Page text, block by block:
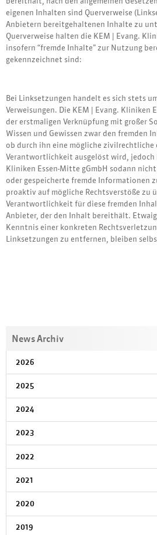
eigenen Inhalten sind Querverweise
Anbietern bereitgehaltenen Inhalte zu
Querverweise halten die KEM | Evang.
insofern “fremde Inhalte” zur Nutzung
gekennzeichnet sind:
Bei Linksetzungen handelt es sich stets
Verweisungen. Die KEM | Evang. Kliniken
der erstmaligen Verknüpfung mit großer
Wissen und Gewissen zwar den fremden
ob durch ihn eine mögliche
Verantwortlichkeit ausgelöst wird, jedoch
Kliniken Essen-Mitte gGmbH sodann
oder gespeicherte fremde Informationen
proaktiv auf mögliche Rechtsverstöße zu
Verantwortlichkeit für diese fremden
Anbieter, der den Inhalt bereithält.
Kenntnis einer konkreten
Linksetzungen zu entfernen, bleiben
News Archiv
2026
2025
2024
2023
2022
2021
2020
2019